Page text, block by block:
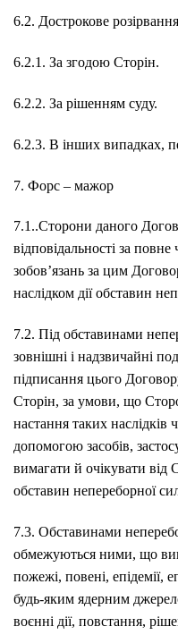
6.2. Дострокове
6.2.1. За згодою Сторін.
6.2.2. За рішенням суду.
6.2.3. В інших випадках,
7. Форс – мажор
7.1..Сторони даного
відповідальності за
зобов’язань за цим
наслідком дії обставин
7.2. Під обставинами
зовнішні і надзвичайні
підписання цього
Сторін, за умови, що
настання таких
допомогою засобів,
вимагати й очікувати від
обставин непереборної
7.3. Обставинами
обмежуються ними, що
пожежі, повені, епідемії,
будь-яким ядерним
воєнні дії, повстання,